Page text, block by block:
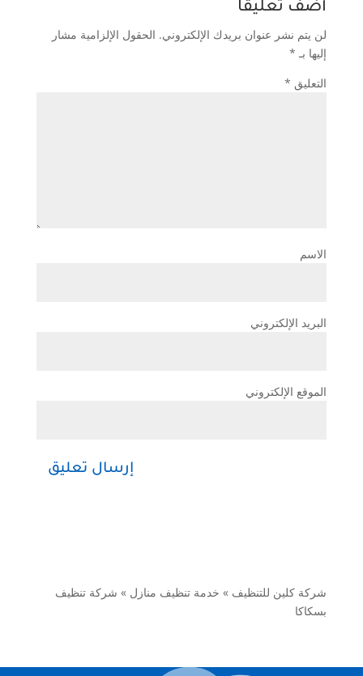
أضف تعليقًا
لن يتم نشر عنوان بريدك الإلكتروني. الحقول الإلزامية مشار
إليها بـ *
التعليق *
الاسم
البريد الإلكتروني
الموقع الإلكتروني
شركة كلين للتنظيف » خدمة تنظيف منازل » شركة تنظيف
بسكاكا